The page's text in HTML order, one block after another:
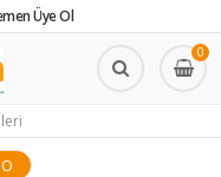
Üye Ol
0